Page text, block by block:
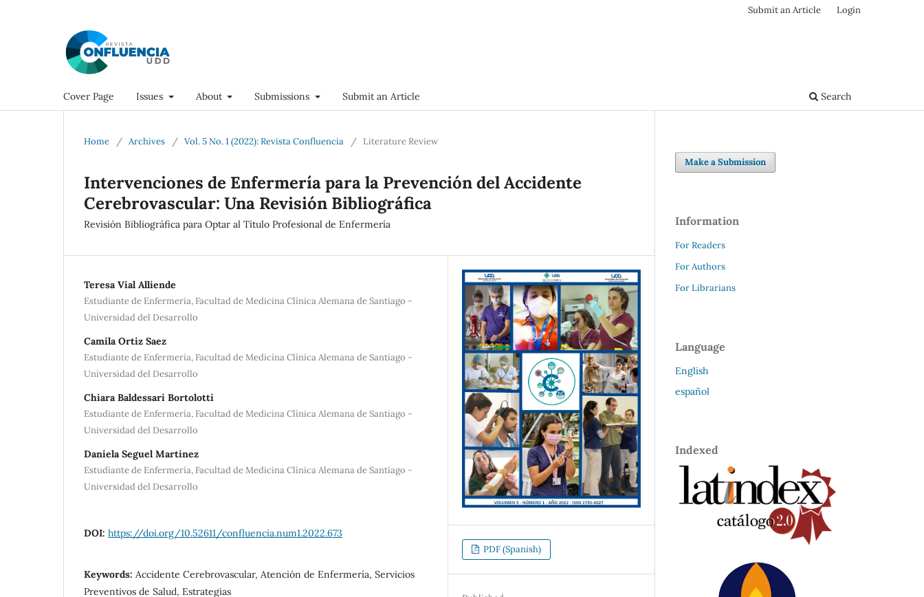
Cover Page Issues About Submissions Submit an Article Search
Submit an Article Login
Home / Archives / Vol. 5 No. 1 (2022): Revista Confluencia / Literature Review
Intervenciones de Enfermería para la Prevención del Accidente
Cerebrovascular: Una Revisión Bibliográfica
Revisión Bibliográfica para Optar al Título Profesional de Enfermería
Teresa Vial Alliende
Estudiante de Enfermería, Facultad de Medicina Clínica Alemana de Santiago -
Universidad del Desarrollo
Camila Ortiz Saez
Estudiante de Enfermería, Facultad de Medicina Clínica Alemana de Santiago -
Universidad del Desarrollo
Chiara Baldessari Bortolotti
Estudiante de Enfermería, Facultad de Medicina Clínica Alemana de Santiago -
Universidad del Desarrollo
Daniela Seguel Martinez
Estudiante de Enfermería, Facultad de Medicina Clínica Alemana de Santiago -
Universidad del Desarrollo
DOI: https://doi.org/10.52611/confluencia.num1.2022.673
Keywords: Accidente Cerebrovascular, Atención de Enfermería, Servicios
Preventivos de Salud, Estrategias
PDF (Spanish)
Make a Submission
Information
For Readers
For Authors
For Librarians
Language
English
español
Indexed